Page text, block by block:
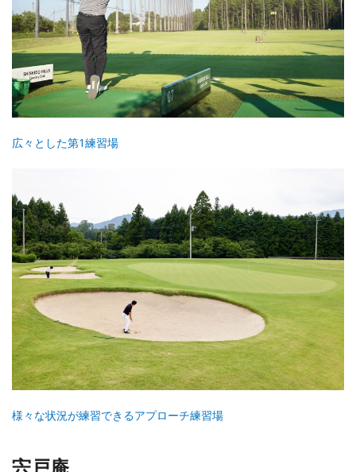
広々とした第1練習場
様々な状況が練習できるアプローチ練習場